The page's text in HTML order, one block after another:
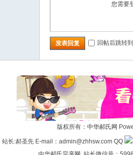
您需要
发表回复 回帖后跳转
版权所有： 中华郝氏网
站长:郝圣先 E-mail：admin@zhhsw.com QQ